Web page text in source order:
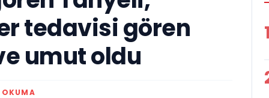
tedavisi gören
umut oldu
OKUMA